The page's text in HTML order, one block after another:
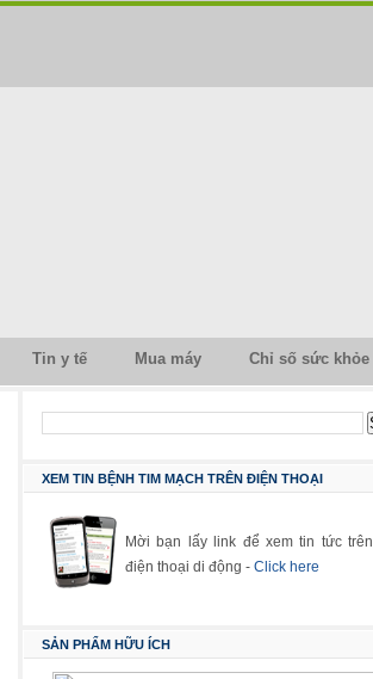
Tin y tế Mua máy Chỉ số sức khỏe
XEM TIN BỆNH TIM MẠCH TRÊN ĐIỆN THOẠI
Mời bạn lấy link để xem tin tức trên
điện thoại di động - Click here
SẢN PHẨM HỮU ÍCH